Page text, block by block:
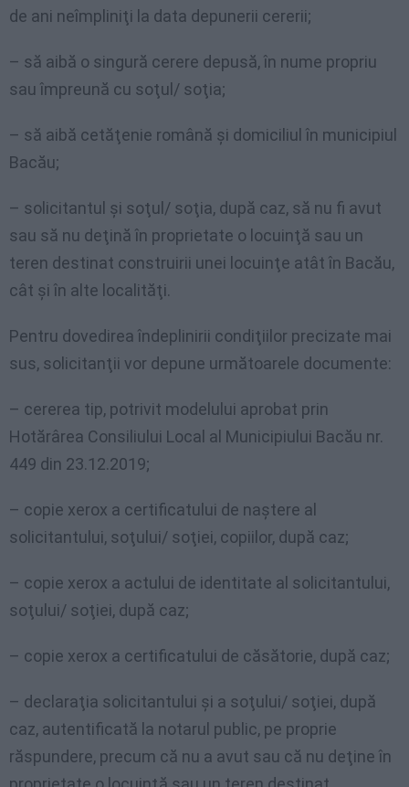
de ani neîmpliniţi la data depunerii cererii;
– să aibă o singură cerere depusă, în nume propriu
sau împreună cu soţul/ soţia;
– să aibă cetăţenie română şi domiciliul în municipiul
Bacău;
– solicitantul şi soţul/ soţia, după caz, să nu fi avut
sau să nu deţină în proprietate o locuinţă sau un
teren destinat construirii unei locuinţe atât în Bacău,
cât şi în alte localităţi.
Pentru dovedirea îndeplinirii condiţiilor precizate mai
sus, solicitanţii vor depune următoarele documente:
– cererea tip, potrivit modelului aprobat prin
Hotărârea Consiliului Local al Municipiului Bacău nr.
449 din 23.12.2019;
– copie xerox a certificatului de naştere al
solicitantului, soţului/ soţiei, copiilor, după caz;
– copie xerox a actului de identitate al solicitantului,
soţului/ soţiei, după caz;
– copie xerox a certificatului de căsătorie, după caz;
– declaraţia solicitantului şi a soţului/ soţiei, după
caz, autentificată la notarul public, pe proprie
răspundere, precum că nu a avut sau că nu deţine în